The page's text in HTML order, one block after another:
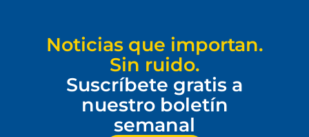
Noticias que importan.
Sin ruido.
Suscríbete gratis a
nuestro boletín
semanal